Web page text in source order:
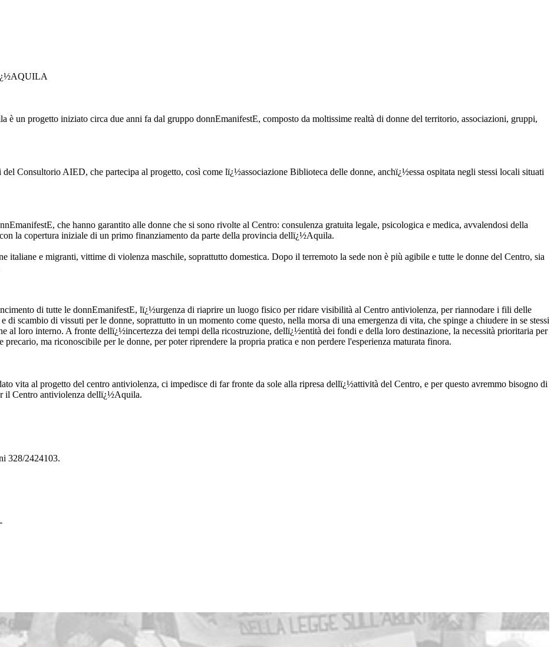
un progetto iniziato circa due anni fa dal gruppo donnEmanifestE, composto da moltissime realtà di donne del territorio, associazioni, gruppi,
Consultorio AIED, che partecipa al progetto, così come lï¿½associazione Biblioteca delle donne, anchï¿½essa ospitata negli stessi locali situati
che hanno garantito alle donne che si sono rivolte al Centro: consulenza gratuita legale, psicologica e medica, avvalendosi della
la copertura iniziale di un primo finanziamento da parte della provincia dellï¿½Aquila.
e migranti, vittime di violenza maschile, soprattutto domestica. Dopo il terremoto la sede non è più agibile e tutte le donne del Centro, sia
di tutte le donnEmanifestE, lï¿½urgenza di riaprire un luogo fisico per ridare visibilità al Centro antiviolenza, per riannodare i fili delle
scambio di vissuti per le donne, soprattutto in un momento come questo, nella morsa di una emergenza di vita, che spinge a chiudere in se stessi
al loro interno. A fronte dellï¿½incertezza dei tempi della ricostruzione, dellï¿½entità dei fondi e della loro destinazione, la necessità prioritaria per
ma riconoscibile per le donne, per poter riprendere la propria pratica e non perdere l'esperienza maturata finora.
vita al progetto del centro antiviolenza, ci impedisce di far fronte da sole alla ripresa dellï¿½attività del Centro, e per questo avremmo bisogno di
il Centro antiviolenza dellï¿½Aquila.
328/2424103.